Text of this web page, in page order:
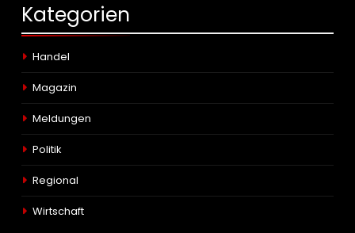
Kategorien
Handel
Magazin
Meldungen
Politik
Regional
Wirtschaft